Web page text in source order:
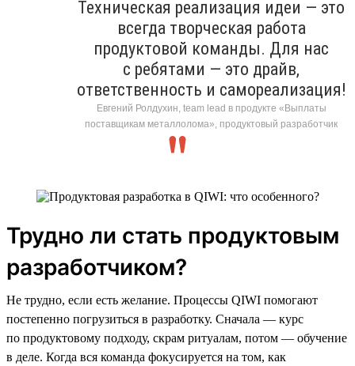
Техническая реализация идеи — это
всегда творческая работа
продуктовой команды. Для нас
с ребятами — это драйв,
ответственность и самореализация!
Евгений Ролдухин, team lead в продукте «Выплаты
поставщикам металлолома», продуктовый разработчик
Трудно ли стать продуктовым
разработчиком?
Не трудно, если есть желание. Процессы QIWI помогают
постепенно погрузиться в разработку. Сначала — курс
по продуктовому подходу, скрам ритуалам, потом — обучение
в деле. Когда вся команда фокусируется на том, как